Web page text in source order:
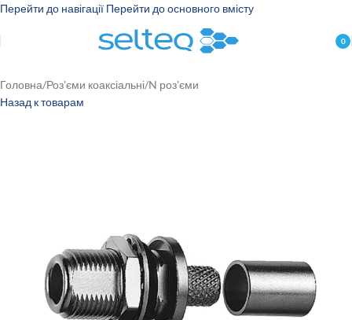
Перейти до навігації Перейти до основного вмісту
0
Головна/Роз'єми коаксіальні/N роз'єми
Назад к товарам